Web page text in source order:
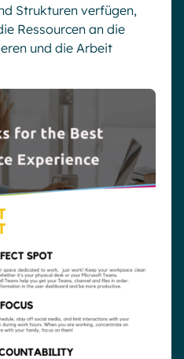
Strukturen verfügen,
Ressourcen an die
und die Arbeit